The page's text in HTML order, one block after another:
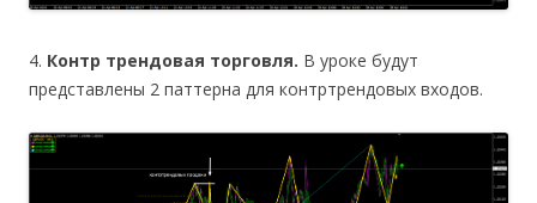
4. Контр трендовая торговля. В уроке будут
представлены 2 паттерна для контртрендовых входов.